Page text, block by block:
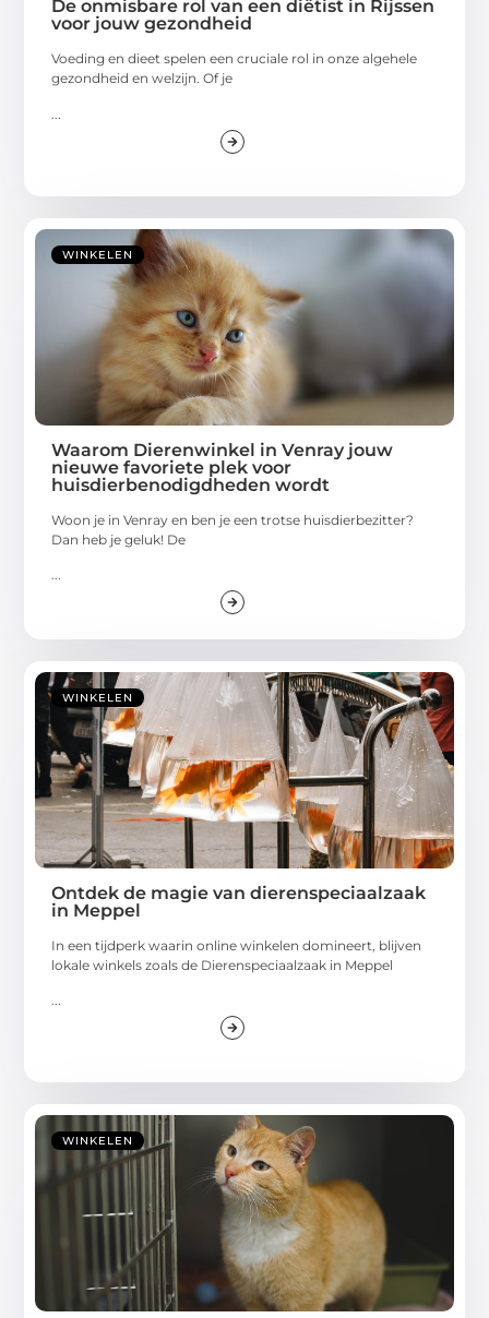
De onmisbare rol van een diëtist in Rijssen
voor jouw gezondheid
Voeding en dieet spelen een cruciale rol in onze algehele
gezondheid en welzijn. Of je
WINKELEN
Waarom Dierenwinkel in Venray jouw
nieuwe favoriete plek voor
huisdierbenodigdheden wordt
Woon je in Venray en ben je een trotse huisdierbezitter?
Dan heb je geluk! De
...
WINKELEN
Ontdek de magie van dierenspeciaalzaak
in Meppel
In een tijdperk waarin online winkelen domineert, blijven
lokale winkels zoals de Dierenspeciaalzaak in Meppel
...
WINKELEN